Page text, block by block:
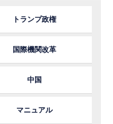
トランプ政権
国際機関改革
中国
マニュアル